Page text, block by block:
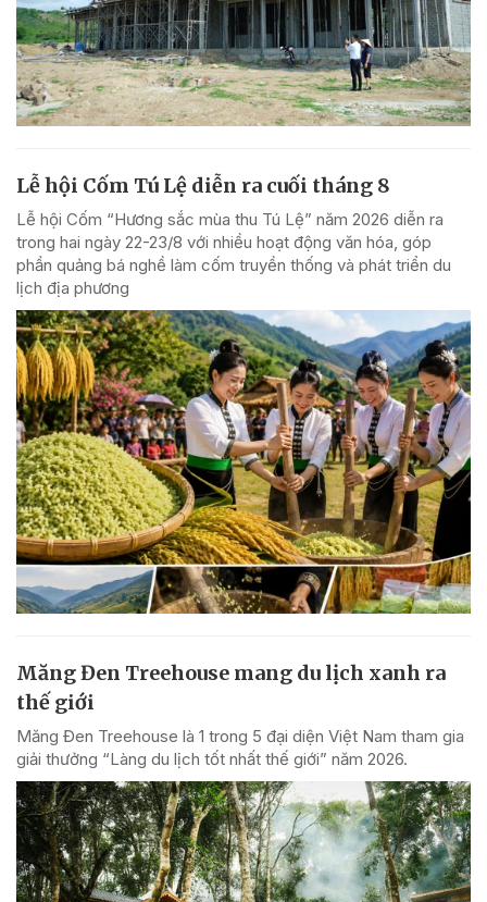
Lễ hội Cốm Tú Lệ diễn ra cuối tháng 8
Lễ hội Cốm “Hương sắc mùa thu Tú Lệ” năm 2026 diễn ra
trong hai ngày 22-23/8 với nhiều hoạt động văn hóa, góp
phần quảng bá nghề làm cốm truyền thống và phát triển du
lịch địa phương
Măng Đen Treehouse mang du lịch xanh ra
thế giới
Măng Đen Treehouse là 1 trong 5 đại diện Việt Nam tham gia
giải thưởng “Làng du lịch tốt nhất thế giới” năm 2026.